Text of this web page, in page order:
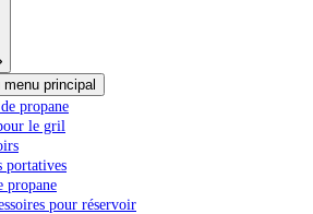
menu principal
propane
le gril
portatives
propane
pour réservoir